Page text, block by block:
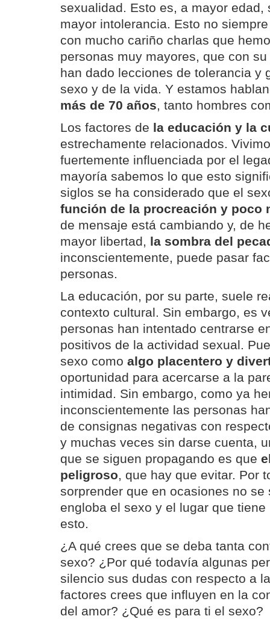
sexualidad. Esto es, a mayor edad,
mayor intolerancia. Esto no
con mucho cariño charlas que
personas muy mayores, que con
han dado lecciones de tolerancia y
sexo y de la vida. Y estamos
más de 70 años, tanto hombres
Los factores de la educación y la
estrechamente relacionados.
fuertemente influenciada por el
mayoría sabemos lo que esto
siglos se ha considerado que el
función de la procreación y poco
de mensaje está cambiando y, de
mayor libertad, la sombra del
inconscientemente, puede pasar
personas.
La educación, por su parte, suele
contexto cultural. Sin embargo, es
personas han intentado centrarse
positivos de la actividad sexual.
sexo como algo placentero y
oportunidad para acercarse a la
intimidad. Sin embargo, como ya
inconscientemente las personas
de consignas negativas con
y muchas veces sin darse cuenta,
que se siguen propagando es que
peligroso, que hay que evitar. Por
sorprender que en ocasiones no se
engloba el sexo y el lugar que
esto.
¿A qué crees que se deba tanta
sexo? ¿Por qué todavía algunas
silencio sus dudas con respecto a
factores crees que influyen en la
del amor? ¿Qué es para ti el sexo?